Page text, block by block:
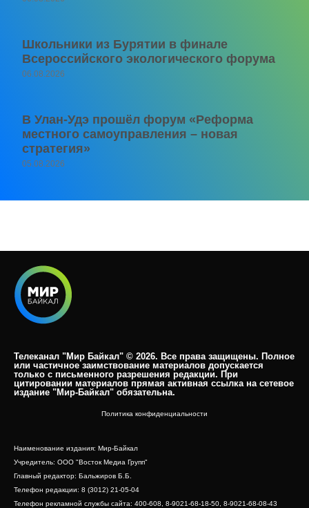
Школьники из Бурятии в финале
Всероссийского экологического форума
06.08.2026
В Улан-Удэ прошёл форум «Реформа
местного самоуправления – новая
стратегия»
05.08.2026
Телеканал "Мир Байкал" © 2026. Все права защищены. Полное
или частичное заимствование материалов допускается
только с письменного разрешения редакции. При
цитировании материалов прямая активная ссылка на сетевое
издание "Мир-Байкал" обязательна.​
Политика конфиденциальности
Наименование издания: Мир-Байкал
Учредитель: ООО "Восток Медиа Групп"
Главный редактор: Бальжиров Б.Б.
Телефон редакции: 8 (3012) 21-05-04
Телефон рекламной службы сайта: 400-608, 8-9021-68-18-50, 8-9021-68-08-43